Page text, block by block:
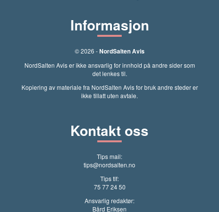
Informasjon
© 2026 -NordSalten Avis
NordSalten Avis er ikke ansvarlig for innhold på andre sider som
det lenkes til.
Kopiering av materiale fra NordSalten Avis for bruk andre steder er
ikke tillatt uten avtale.
Kontakt oss
Tips mail:
tips@nordsalten.no
Tips tlf:
75 77 24 50
Ansvarlig redaktør:
Bård Eriksen